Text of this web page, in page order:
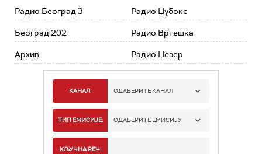
Радио Београд 3
Београд 202
Архив
Радио Џубокс
Радио Вртешка
Радио Џезер
КАНАЛ: ОДАБЕРИТЕ КАНАЛ
РАДИО БЕОГРАД 1
ТИП ЕМИСИЈЕ: ОДАБЕРИТЕ ЕМИСИЈУ
КЉУЧНА РЕЧ: